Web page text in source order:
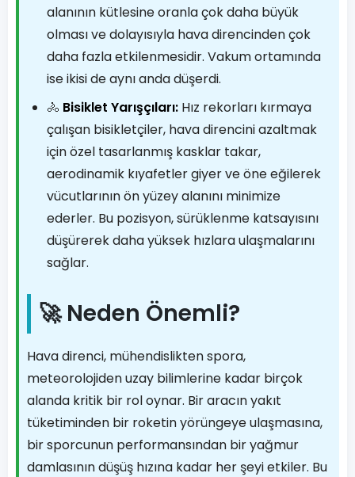
alanının kütlesine oranla çok daha büyük
olması ve dolayısıyla hava direncinden çok
daha fazla etkilenmesidir. Vakum ortamında
ise ikisi de aynı anda düşerdi.
🚴 Bisiklet Yarışçıları: Hız rekorları kırmaya
çalışan bisikletçiler, hava direncini azaltmak
için özel tasarlanmış kasklar takar,
aerodinamik kıyafetler giyer ve öne eğilerek
vücutlarının ön yüzey alanını minimize
ederler. Bu pozisyon, sürüklenme katsayısını
düşürerek daha yüksek hızlara ulaşmalarını
sağlar.
🚀 Neden Önemli?
Hava direnci, mühendislikten spora,
meteorolojiden uzay bilimlerine kadar birçok
alanda kritik bir rol oynar. Bir aracın yakıt
tüketiminden bir roketin yörüngeye ulaşmasına,
bir sporcunun performansından bir yağmur
damlasının düşüş hızına kadar her şeyi etkiler. Bu